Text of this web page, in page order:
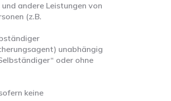
andere Leistungen von
(z.B.
unabhängig
oder ohne
keine